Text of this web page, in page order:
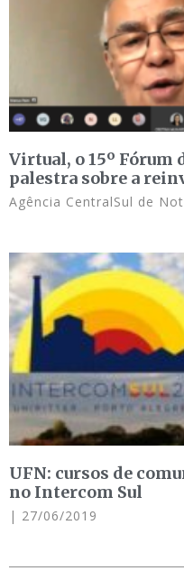
Virtual, o 15º Fórum
palestra sobre a
Agência CentralSul de
UFN: cursos de
no Intercom Sul
27/06/2019